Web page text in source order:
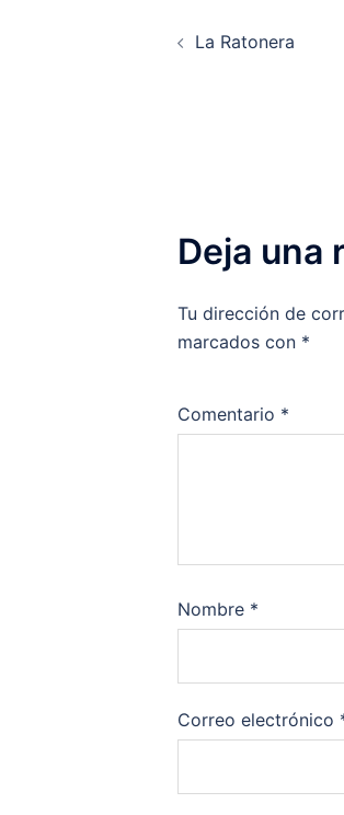
La Ratonera
Deja una
Tu dirección de
marcados con *
Comentario *
Nombre *
Correo electrónico